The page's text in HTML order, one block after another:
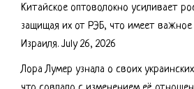
Китайское оптоволокно усиливает
защищая их от РЭБ, что имеет важное
Израиля. July 26, 2026
Лора Лумер узнала о своих